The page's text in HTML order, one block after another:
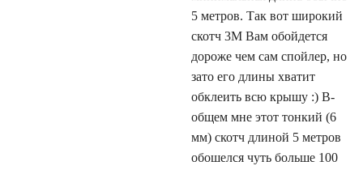
5 метров. Так вот широкий
скотч 3М Вам обойдется
дороже чем сам спойлер, но
зато его длины хватит
обклеить всю крышу :) В-
общем мне этот тонкий (6
мм) скотч длиной 5 метров
обошелся чуть больше 100